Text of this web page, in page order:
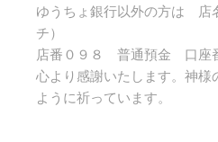
ゆうちょ銀行以外の方は 店
チ）
店番０９８ 普通預金 口座
心より感謝いたします。神様
ように祈っています。